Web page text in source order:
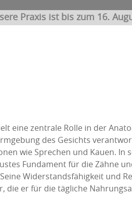
Praxis ist bis zum 16.
eine zentrale Rolle in der
des Gesichts
wie Sprechen und Kauen. In
Fundament für die Zähne
Widerstandsfähigkeit und
die er für die tägliche